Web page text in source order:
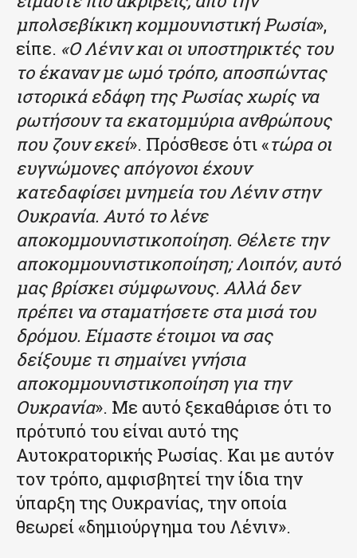
μπολσεβίκικη κομμουνιστική Ρωσία»,
είπε. «Ο Λένιν και οι υποστηρικτές του
το έκαναν με ωμό τρόπο, αποσπώντας
ιστορικά εδάφη της Ρωσίας χωρίς να
ρωτήσουν τα εκατομμύρια ανθρώπους
που ζουν εκεί». Πρόσθεσε ότι «τώρα οι
ευγνώμονες απόγονοι έχουν
κατεδαφίσει μνημεία του Λένιν στην
Ουκρανία. Αυτό το λένε
αποκομμουνιστικοποίηση. Θέλετε την
αποκομμουνιστικοποίηση; Λοιπόν, αυτό
μας βρίσκει σύμφωνους. Αλλά δεν
πρέπει να σταματήσετε στα μισά του
δρόμου. Είμαστε έτοιμοι να σας
δείξουμε τι σημαίνει γνήσια
αποκομμουνιστικοποίηση για την
Ουκρανία». Με αυτό ξεκαθάρισε ότι το
πρότυπό του είναι αυτό της
Αυτοκρατορικής Ρωσίας. Και με αυτόν
τον τρόπο, αμφισβητεί την ίδια την
ύπαρξη της Ουκρανίας, την οποία
θεωρεί «δημιούργημα του Λένιν».